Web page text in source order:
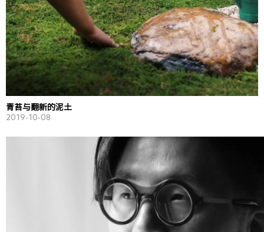
青苔与翻新的泥土
2019-10-08